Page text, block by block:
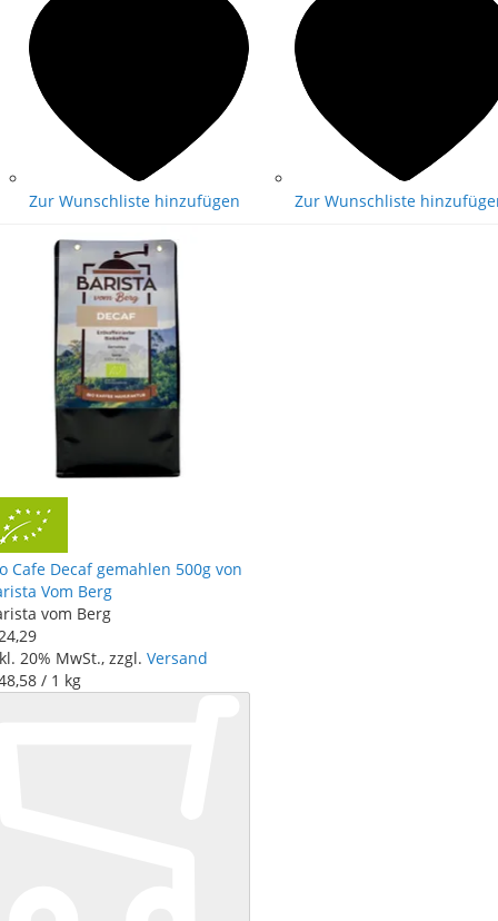
Zur Wunschliste hinzufügen Zur Wunschliste
Cafe Decaf gemahlen 500g von
Vom Berg
vom Berg
,29
20% MwSt., zzgl. Versand
,58 / 1 kg